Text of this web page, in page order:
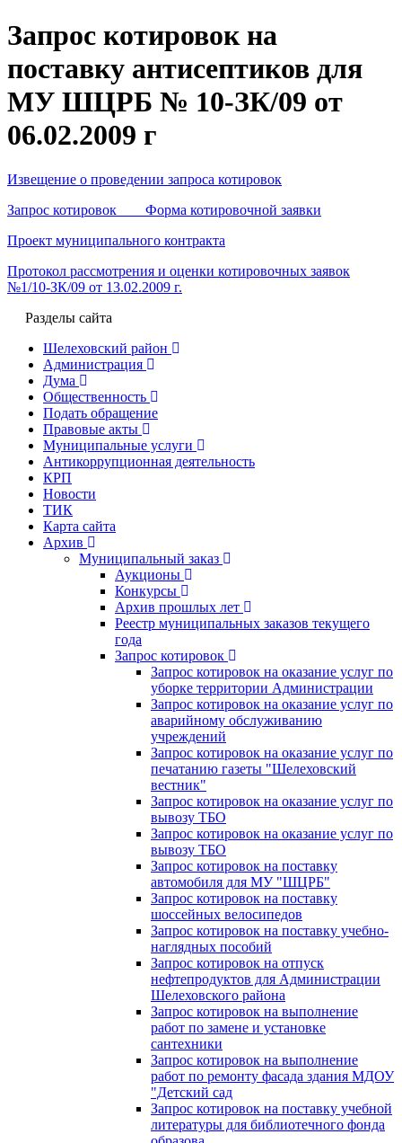
Запрос котировок на
поставку антисептиков для
МУ ШЦРБ № 10-ЗК/09 от
06.02.2009 г
Извещение о проведении запроса котировок
Запрос котировок Форма котировочной заявки
Проект муниципального контракта
Протокол рассмотрения и оценки котировочных заявок
№1/10-ЗК/09 от 13.02.2009 г.
Разделы сайта
Шелеховский район
Администрация
Дума
Общественность
Подать обращение
Правовые акты
Муниципальные услуги
Антикоррупционная деятельность
КРП
Новости
ТИК
Карта сайта
Архив
Муниципальный заказ
Аукционы
Конкурсы
Архив прошлых лет
Реестр муниципальных заказов текущего
года
Запрос котировок
Запрос котировок на оказание услуг по
уборке территории Администрации
Запрос котировок на оказание услуг по
аварийному обслуживанию
учреждений
Запрос котировок на оказание услуг по
печатанию газеты "Шелеховский
вестник"
Запрос котировок на оказание услуг по
вывозу ТБО
Запрос котировок на оказание услуг по
вывозу ТБО
Запрос котировок на поставку
автомобиля для МУ "ШЦРБ"
Запрос котировок на поставку
шоссейных велосипедов
Запрос котировок на поставку учебно-
наглядных пособий
Запрос котировок на отпуск
нефтепродуктов для Администрации
Шелеховского района
Запрос котировок на выполнение
работ по замене и установке
сантехники
Запрос котировок на выполнение
работ по ремонту фасада здания МДОУ
"Детский сад
Запрос котировок на поставку учебной
литературы для библиотечного фонда